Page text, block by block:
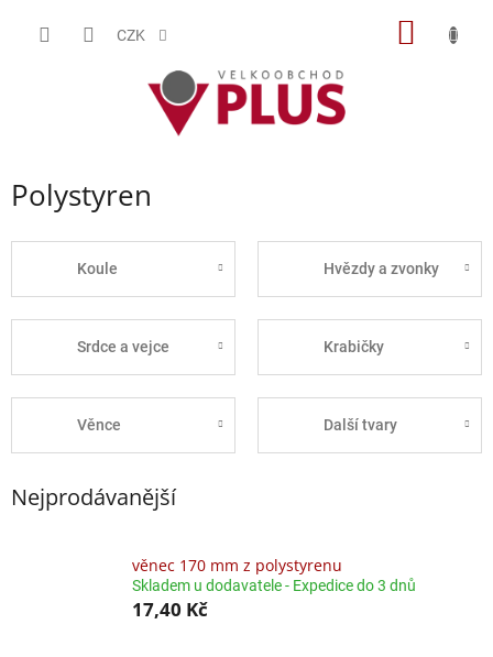
CZK
Polystyren
Koule Hvězdy a zvonky
Srdce a vejce Krabičky
Věnce Další tvary
Nejprodávanější
věnec 170 mm z polystyrenu
Skladem u dodavatele - Expedice do 3 dnů
17,40 Kč